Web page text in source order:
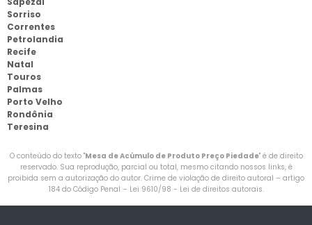
Sorriso
Correntes
Petrolandia
Recife
Natal
Touros
Palmas
Porto Velho
Rondônia
Teresina
O conteúdo do texto "Mesa de Acúmulo de Produto Preço Piedade" é de direito
reservado. Sua reprodução, parcial ou total, mesmo citando nossos links, é
proibida sem a autorização do autor. Crime de violação de direito autoral – artigo
184 do Código Penal – Lei 9610/98 - Lei de direitos autorais.